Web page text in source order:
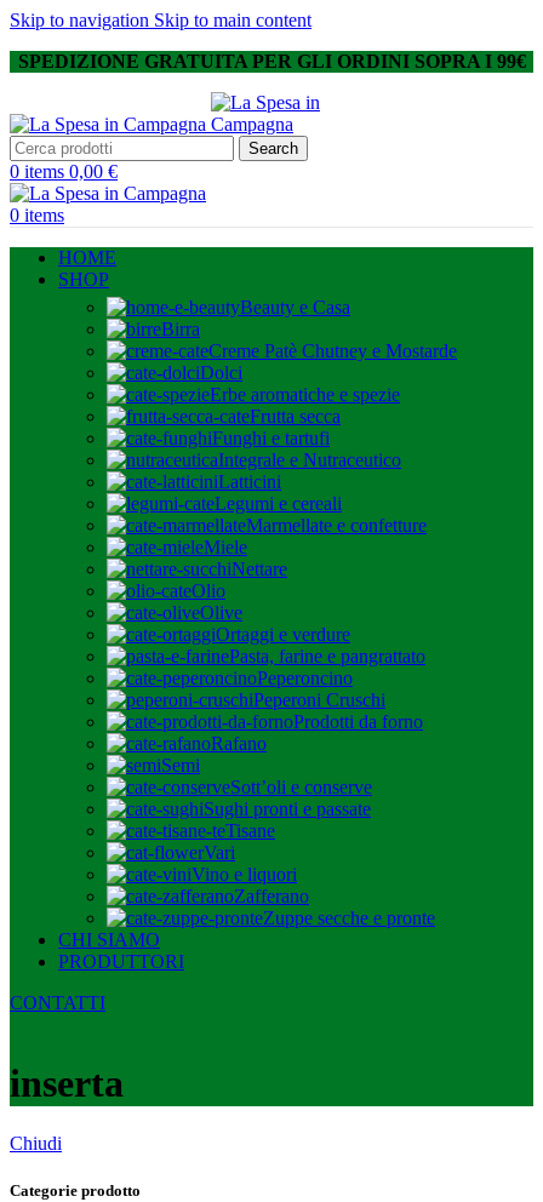
Skip to navigation Skip to main content
SPEDIZIONE GRATUITA PER GLI ORDINI SOPRA I 99€
Search
0 items 0,00 €
0 items
HOME
SHOP
Beauty e Casa
Birra
Creme Patè Chutney e Mostarde
Dolci
Erbe aromatiche e spezie
Frutta secca
Funghi e tartufi
Integrale e Nutraceutico
Latticini
Legumi e cereali
Marmellate e confetture
Miele
Nettare
Olio
Olive
Ortaggi e verdure
Pasta, farine e pangrattato
Peperoncino
Peperoni Cruschi
Prodotti da forno
Rafano
Semi
Sott’oli e conserve
Sughi pronti e passate
Tisane
Vari
Vino e liquori
Zafferano
Zuppe secche e pronte
CHI SIAMO
PRODUTTORI
CONTATTI
inserta
Chiudi
Categorie prodotto